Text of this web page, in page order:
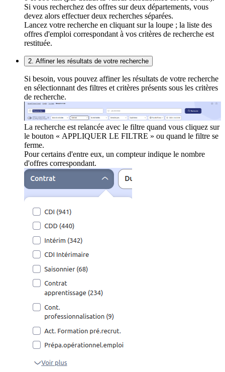
Si vous recherchez des offres sur deux départements, vous
devez alors effectuer deux recherches séparées.
Lancez votre recherche en cliquant sur la loupe ; la liste des
offres d'emploi correspondant à vos critères de recherche est
restituée.
2. Affiner les résultats de votre recherche
Si besoin, vous pouvez affiner les résultats de votre recherche
en sélectionnant des filtres et critères présents sous les critères
de recherche.
La recherche est relancée avec le filtre quand vous cliquez sur
le bouton « APPLIQUER LE FILTRE » ou quand le filtre se
ferme.
Pour certains d'entre eux, un compteur indique le nombre
d'offres correspondant.